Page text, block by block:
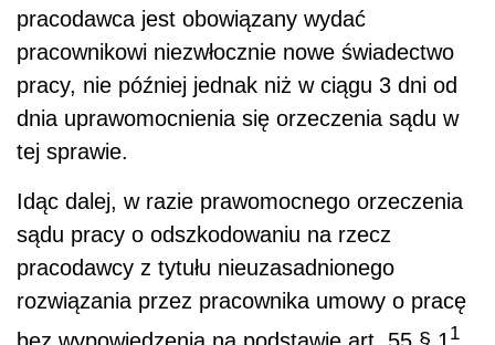
pracodawca jest obowiązany wydać
pracownikowi niezwłocznie nowe świadectwo
pracy, nie później jednak niż w ciągu 3 dni od
dnia uprawomocnienia się orzeczenia sądu w
tej sprawie.
Idąc dalej, w razie prawomocnego orzeczenia
sądu pracy o odszkodowaniu na rzecz
pracodawcy z tytułu nieuzasadnionego
rozwiązania przez pracownika umowy o pracę
1